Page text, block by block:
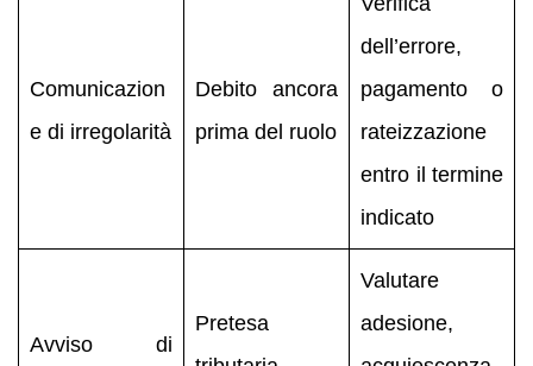
Comunicazion
e di irregolarità
Debito ancora
prima del ruolo
dell’errore,
pagamento o
rateizzazione
entro il termine
indicato
Avviso di
Pretesa
Valutare
adesione,